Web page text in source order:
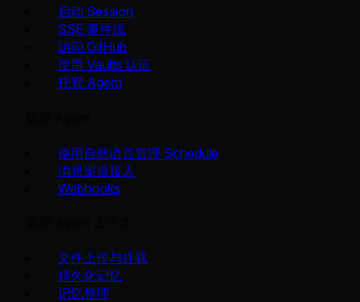
启动 Session
SSE 事件流
访问 GitHub
使用 Vaults 认证
托管 Agent
使用自然语言管理 Schedule
消息渠道接入
Webhooks
文件上传与挂载
持久化记忆
记忆整理